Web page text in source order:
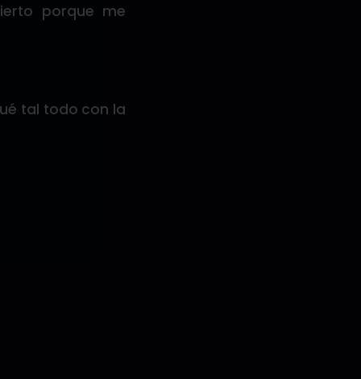
porque me
tal todo con la